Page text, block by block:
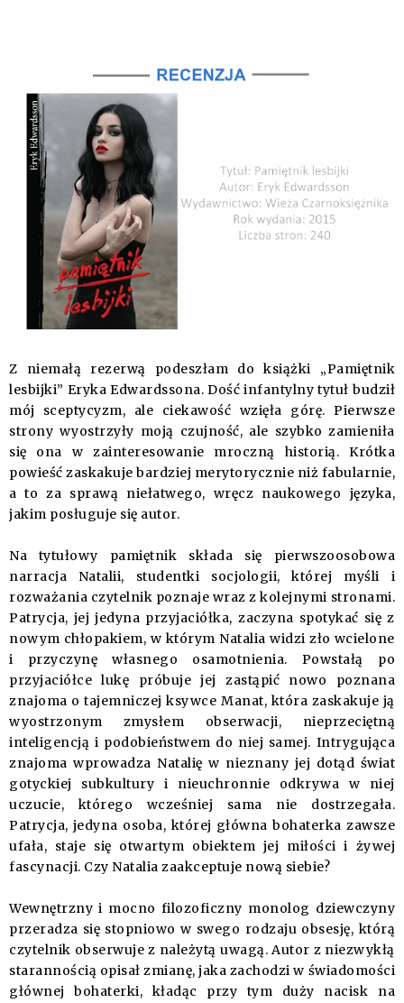
Z niemałą rezerwą podeszłam do książki „Pamiętnik
lesbijki” Eryka Edwardssona. Dość infantylny tytuł budził
mój sceptycyzm, ale ciekawość wzięła górę. Pierwsze
strony wyostrzyły moją czujność, ale szybko zamieniła
się ona w zainteresowanie mroczną historią. Krótka
powieść zaskakuje bardziej merytorycznie niż fabularnie,
a to za sprawą niełatwego, wręcz naukowego języka,
jakim posługuje się autor.
Na tytułowy pamiętnik składa się pierwszoosobowa
narracja Natalii, studentki socjologii, której myśli i
rozważania czytelnik poznaje wraz z kolejnymi stronami.
Patrycja, jej jedyna przyjaciółka, zaczyna spotykać się z
nowym chłopakiem, w którym Natalia widzi zło wcielone
i przyczynę własnego osamotnienia. Powstałą po
przyjaciółce lukę próbuje jej zastąpić nowo poznana
znajoma o tajemniczej ksywce Manat, która zaskakuje ją
wyostrzonym zmysłem obserwacji, nieprzeciętną
inteligencją i podobieństwem do niej samej. Intrygująca
znajoma wprowadza Natalię w nieznany jej dotąd świat
gotyckiej subkultury i nieuchronnie odkrywa w niej
uczucie, którego wcześniej sama nie dostrzegała.
Patrycja, jedyna osoba, której główna bohaterka zawsze
ufała, staje się otwartym obiektem jej miłości i żywej
fascynacji. Czy Natalia zaakceptuje nową siebie?
Wewnętrzny i mocno filozoficzny monolog dziewczyny
przeradza się stopniowo w swego rodzaju obsesję, którą
czytelnik obserwuje z należytą uwagą. Autor z niezwykłą
starannością opisał zmianę, jaka zachodzi w świadomości
głównej bohaterki, kładąc przy tym duży nacisk na